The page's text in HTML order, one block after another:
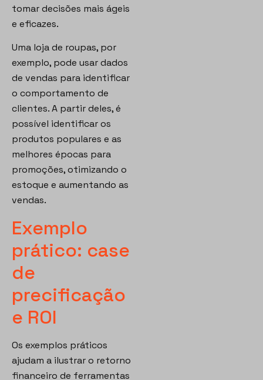
tomar decisões mais ágeis
e eficazes.
Uma loja de roupas, por
exemplo, pode usar dados
de vendas para identificar
o comportamento de
clientes. A partir deles, é
possível identificar os
produtos populares e as
melhores épocas para
promoções, otimizando o
estoque e aumentando as
vendas.
Exemplo
prático: case
de
precificação
e ROI
Os exemplos práticos
ajudam a ilustrar o retorno
financeiro de ferramentas